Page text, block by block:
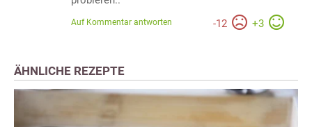
-12 +3
Auf Kommentar antworten
ÄHNLICHE REZEPTE